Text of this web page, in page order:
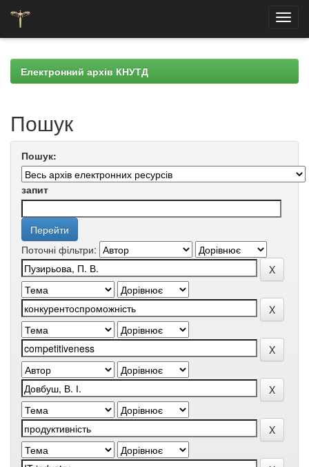
navigationЕлектронний архів КНУТД
Пошук
Пошук:
запит
Поточні фільтри: